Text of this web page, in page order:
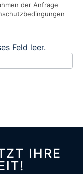
der Anfrage
Feld leer.
IHRE